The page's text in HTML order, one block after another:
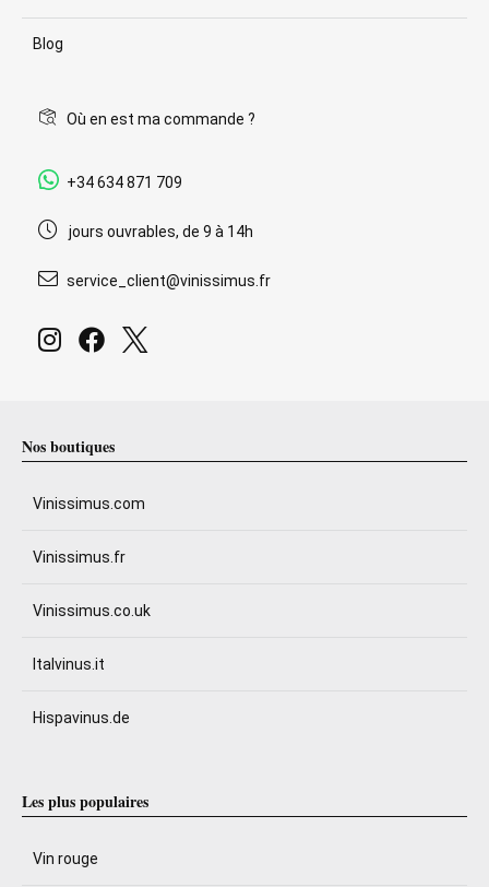
Blog
Où en est ma commande ?
+34 634 871 709
jours ouvrables, de 9 à 14h
service_client@vinissimus.fr
Nos boutiques
Vinissimus.com
Vinissimus.fr
Vinissimus.co.uk
Italvinus.it
Hispavinus.de
Les plus populaires
Vin rouge